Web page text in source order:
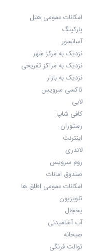
امکانات عمومی هتل
پارکینگ
آسانسور
نزدیک به مرکز شهر
نزدیک به مراکز تفریحی
نزدیک به بازار
تاکسی سرویس
لابی
کافی شاپ
رستوران
اینترنت
لاندری
روم سرویس
صندوق امانات
امکانات عمومی اطاق ها
تلویزیون
یخچال
آب آشامیدنی
صبحانه
توالت فرنگی